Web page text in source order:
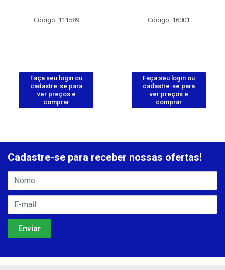
Código: 111589
Faça seu login ou
cadastre-se para
ver preços e
comprar
Código: 16001
Faça seu login ou
cadastre-se para
ver preços e
comprar
Cadastre-se para receber nossas ofertas!